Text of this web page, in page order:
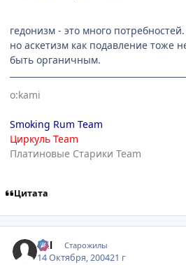
гедонизм - это много
но аскетизм как подавление тоже
быть органичным.
o:kami
Smoking Rum Team
Циркуль Team
Платиновые Старики Team
Цитата
Stil Старожилы
14 Октября, 200421 г